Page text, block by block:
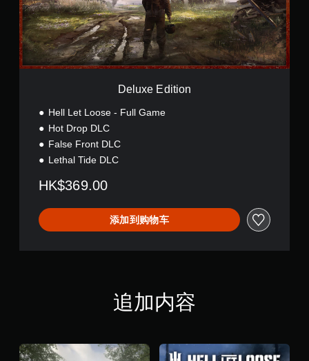
d
i
t
i
o
n
Deluxe Edition
Hell Let Loose - Full Game
Hot Drop DLC
False Front DLC
Lethal Tide DLC
HK$369.00
添加到购物车
追加内容